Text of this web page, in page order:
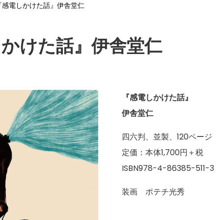
感電しかけた話』伊舎堂仁
けた話』伊舎堂仁
『感電しかけた話』
伊舎堂仁
四六判、並製、120ページ
定価：本体1,700円＋税
ISBN978-4-86385-511-
装画 ポテチ光秀